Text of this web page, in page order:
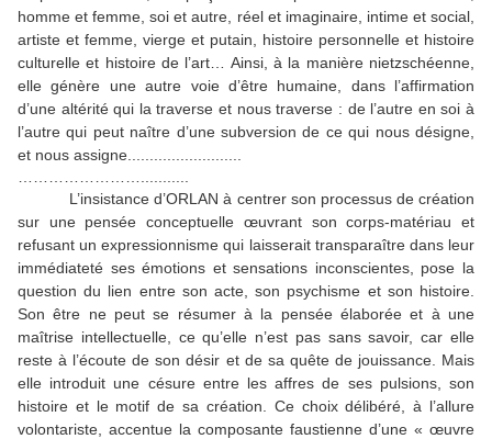
homme et femme, soi et autre, réel et imaginaire, intime et social,
artiste et femme, vierge et putain, histoire personnelle et histoire
culturelle et histoire de l’art… Ainsi, à la manière nietzschéenne,
elle génère une autre voie d’être humaine, dans l’affirmation
d’une altérité qui la traverse et nous traverse : de l’autre en soi à
l’autre qui peut naître d’une subversion de ce qui nous désigne,
et nous assigne..........................
L’insistance d’ORLAN à centrer son processus de création
sur une pensée conceptuelle œuvrant son corps-matériau et
refusant un expressionnisme qui laisserait transparaître dans leur
immédiateté ses émotions et sensations inconscientes, pose la
question du lien entre son acte, son psychisme et son histoire.
Son être ne peut se résumer à la pensée élaborée et à une
maîtrise intellectuelle, ce qu’elle n’est pas sans savoir, car elle
reste à l’écoute de son désir et de sa quête de jouissance. Mais
elle introduit une césure entre les affres de ses pulsions, son
histoire et le motif de sa création. Ce choix délibéré, à l’allure
volontariste, accentue la composante faustienne d’une « œuvre